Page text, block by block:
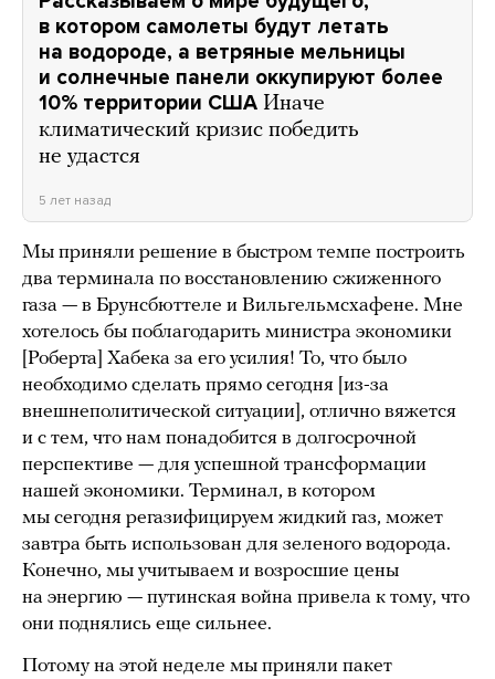
в котором самолеты будут летать
на водороде, а ветряные мельницы
и солнечные панели оккупируют более
10% территории США Иначе
климатический кризис победить
не удастся
5 лет назад
Мы приняли решение в быстром темпе построить
два терминала по восстановлению сжиженного
газа — в Брунсбюттеле и Вильгельмсхафене. Мне
хотелось бы поблагодарить министра экономики
[Роберта] Хабека за его усилия! То, что было
необходимо сделать прямо сегодня [из-за
внешнеполитической ситуации], отлично вяжется
и с тем, что нам понадобится в долгосрочной
перспективе — для успешной трансформации
нашей экономики. Терминал, в котором
мы сегодня регазифицируем жидкий газ, может
завтра быть использован для зеленого водорода.
Конечно, мы учитываем и возросшие цены
на энергию — путинская война привела к тому, что
они поднялись еще сильнее.
Потому на этой неделе мы приняли пакет